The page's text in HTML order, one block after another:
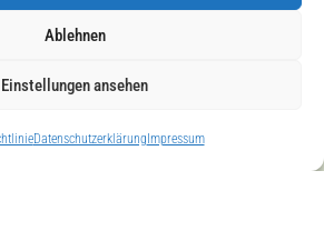
Ablehnen
Einstellungen ansehen
Datenschutzerklärung Impressum
Erklärung zur Barrierefreiheit